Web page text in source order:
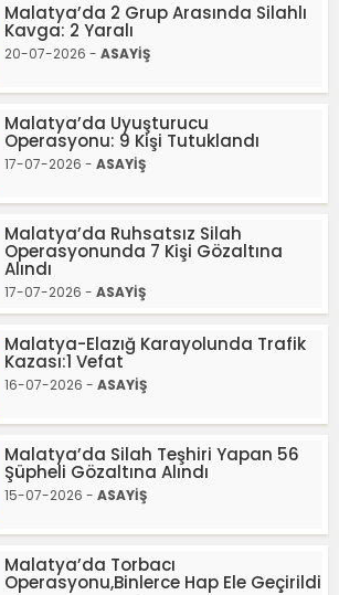
Malatya’da 2 Grup Arasında Silahlı
Kavga: 2 Yaralı
20-07-2026 - ASAYİŞ
Malatya’da Uyuşturucu
Operasyonu: 9 Kişi Tutuklandı
17-07-2026 - ASAYİŞ
Malatya’da Ruhsatsız Silah
Operasyonunda 7 Kişi Gözaltına
Alındı
17-07-2026 - ASAYİŞ
Malatya-Elazığ Karayolunda Trafik
Kazası:1 Vefat
16-07-2026 - ASAYİŞ
Malatya’da Silah Teşhiri Yapan 56
Şüpheli Gözaltına Alındı
15-07-2026 - ASAYİŞ
Malatya’da Torbacı
Operasyonu,Binlerce Hap Ele Geçirildi